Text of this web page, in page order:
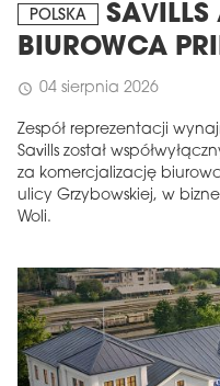
POLSKA
SAVILLS
BIUROWCA
schedule 04 sierpnia 2026
Zespół reprezentacji
Savills został
za komercjalizację
ulicy Grzybowskiej, w
Woli.